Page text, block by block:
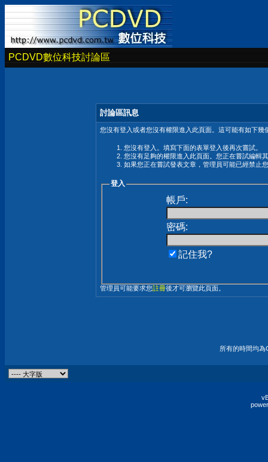
PCDVD數位科技討論區
討論區訊息
您沒有登入或者您沒有權限進入此頁面。這可能有如下幾
您沒有登入。填寫下面的表單登入後再次嘗試。
您沒有足夠的權限進入此頁面。您正在嘗試編輯
如果您正在嘗試發表文章，管理員可能已經禁止
登入
帳戶:
密碼:
記住我?
管理員可能要求您註冊後才可瀏覽此頁面。
所有的時間均為